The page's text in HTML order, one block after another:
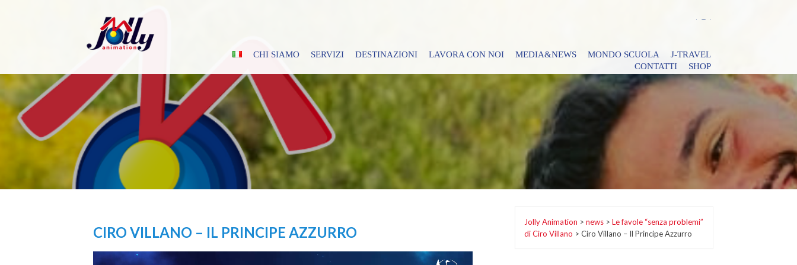
CHI SIAMO SERVIZI DESTINAZIONI LAVORA CON NOI MEDIA&NEWS MONDO SCUOLA
J-TRAVEL
CONTATTI
SHOP
CIRO VILLANO – IL PRINCIPE AZZURRO
Video
Jolly Animation > news> Le favole “senza problemi”
di Ciro Villano > Ciro Villano – Il Principe Azzurro